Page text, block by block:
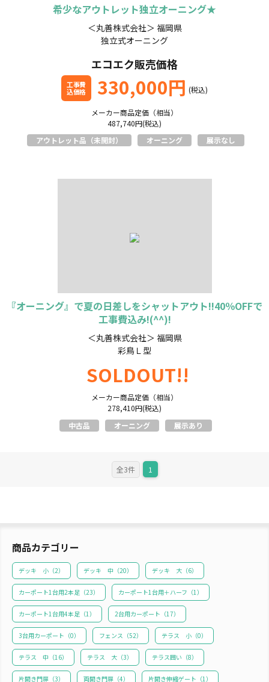
希少なアウトレット独立オーニング★
＜丸善株式会社＞ 福岡県
独立式オーニング
エコエク販売価格
工事費
込価格 330,000円 (税込)
メーカー商品定価（相当）
487,740円(税込)
アウトレット品（未開封）
オーニング 展示なし
『オーニング』で夏の日差しをシャットアウト!!40％OFFで
工事費込み!(^^)!
＜丸善株式会社＞ 福岡県
彩鳥Ｌ型
SOLDOUT!!
メーカー商品定価（相当）
278,410円(税込)
中古品
オーニング 展示あり
全3件 1
商品カテゴリー
デッキ 小（2） デッキ 中（20） デッキ 大（6）
カーポート1台用2本足（23） カーポート1台用＋ハーフ（1 ）
カーポート1台用4本足（1 ） 2台用カーポート（17）
3台用カーポート（0） フェンス（52） テラス 小（0）
テラス 中（16） テラス 大（3） テラス囲い（8）
片開き門扉（3） 両開き門扉（4） 片開き伸縮ゲート（1 ）